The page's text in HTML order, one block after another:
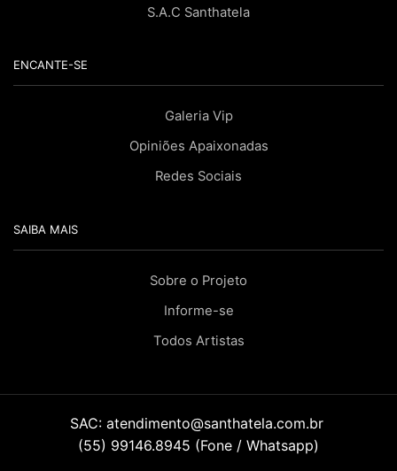
S.A.C Santhatela
ENCANTE-SE
Galeria Vip
Opiniões Apaixonadas
Redes Sociais
SAIBA MAIS
Sobre o Projeto
Informe-se
Todos Artistas
SAC: atendimento@santhatela.com.br
(55) 99146.8945 (Fone / Whatsapp)